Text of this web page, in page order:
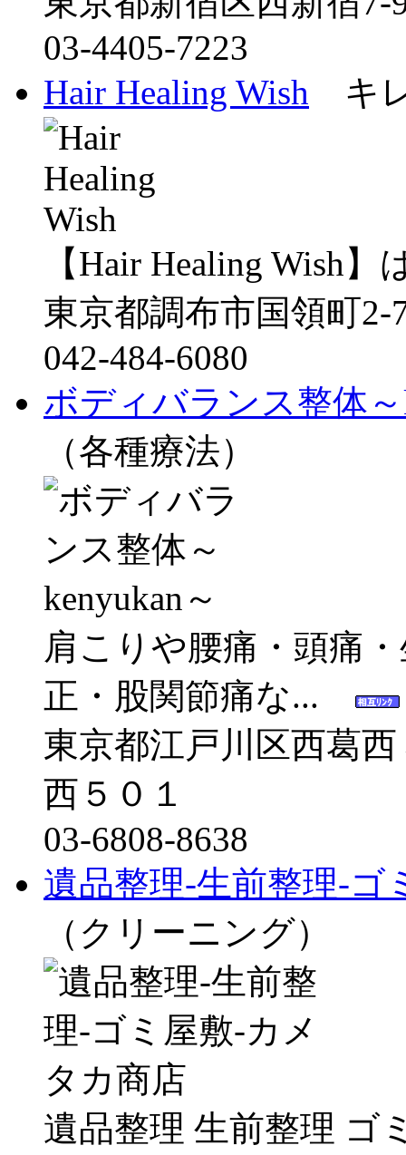
03-4405-7223
Hair Healing Wish キ
【Hair Healing Wish
東京都調布市国領町2-
042-484-6080
ボディバランス整体～
（各種療法）
肩こりや腰痛・頭痛
正・股関節痛な...
東京都江戸川区西葛
西５０１
03-6808-8638
遺品整理-生前整理-ゴ
（クリーニング）
遺品整理 生前整理 ゴ